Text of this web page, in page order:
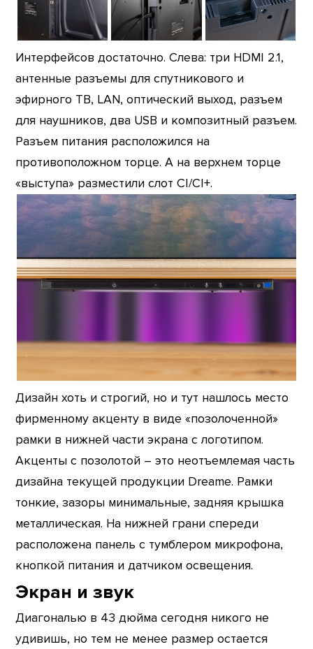
Интерфейсов достаточно. Слева: три HDMI 2.1,
антенные разъемы для спутникового и
эфирного ТВ, LAN, оптический выход, разъем
для наушников, два USB и композитный разъем.
Разъем питания расположился на
противоположном торце. А на верхнем торце
«выступа» разместили слот CI/CI+.
Дизайн хоть и строгий, но и тут нашлось место
фирменному акценту в виде «позолоченной»
рамки в нижней части экрана с логотипом.
Акценты с позолотой – это неотъемлемая часть
дизайна текущей продукции Dreame. Рамки
тонкие, зазоры минимальные, задняя крышка
металлическая. На нижней грани спереди
расположена панель с тумблером микрофона,
кнопкой питания и датчиком освещения.
Экран и звук
Диагональю в 43 дюйма сегодня никого не
удивишь, но тем не менее размер остается